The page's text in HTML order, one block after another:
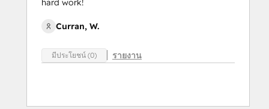
hard work!
Curran, W.
มีประโยชน์ (0) รายงาน